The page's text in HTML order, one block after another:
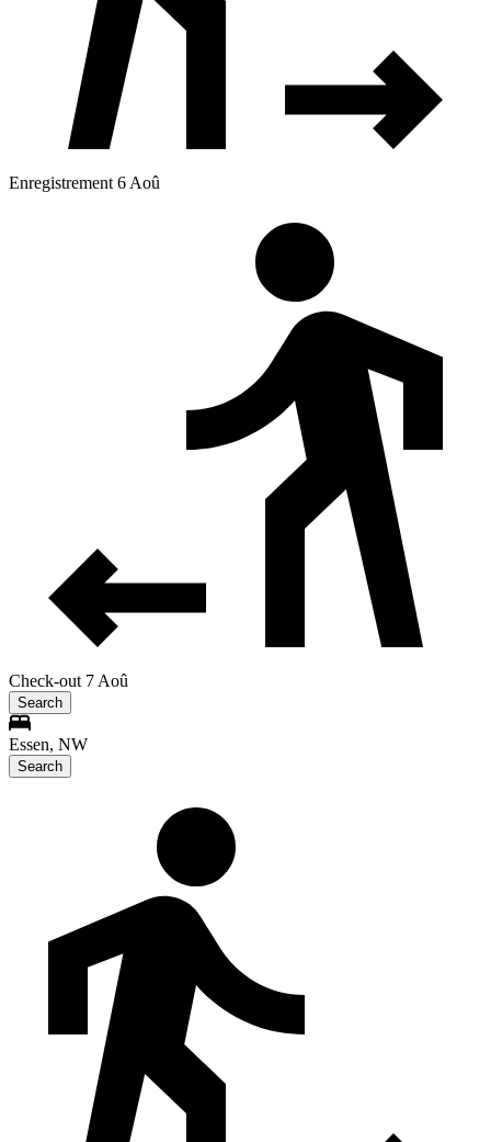
Enregistrement 6 Aoû
Check-out 7 Aoû
Search
Essen, NW
Search